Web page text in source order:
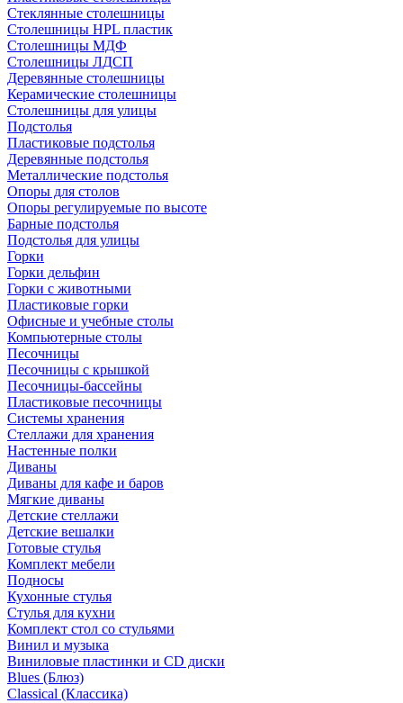
Стеклянные столешницы
Столешницы HPL пластик
Столешницы МДФ
Столешницы ЛДСП
Деревянные столешницы
Керамические столешницы
Столешницы для улицы
Подстолья
Пластиковые подстолья
Деревянные подстолья
Металлические подстолья
Опоры для столов
Опоры регулируемые по высоте
Барные подстолья
Подстолья для улицы
Горки
Горки дельфин
Горки с животными
Пластиковые горки
Офисные и учебные столы
Компьютерные столы
Песочницы
Песочницы с крышкой
Песочницы-бассейны
Пластиковые песочницы
Системы хранения
Стеллажи для хранения
Настенные полки
Диваны
Диваны для кафе и баров
Мягкие диваны
Детские стеллажи
Детские вешалки
Готовые стулья
Комплект мебели
Подносы
Кухонные стулья
Стулья для кухни
Комплект стол со стульями
Винил и музыка
Виниловые пластинки и CD диски
Blues (Блюз)
Classical (Классика)